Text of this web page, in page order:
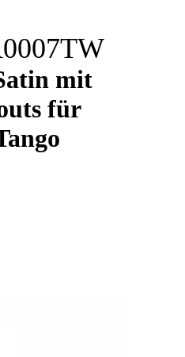
mit
für